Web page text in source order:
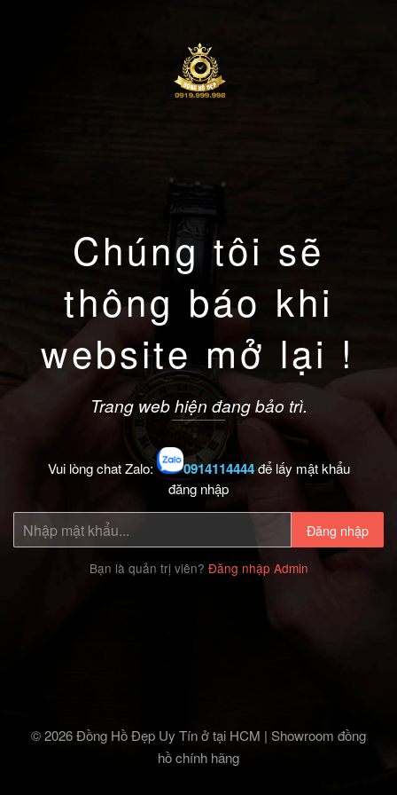
Chúng tôi sẽ
thông báo khi
website mở lại !
Trang web hiện đang bảo trì.
Vui lòng chat Zalo: 0914114444để lấy mật khẩu
đăng nhập
Đăng nhập
Bạn là quản trị viên? Đăng nhập Admin
© 2026 Đồng Hồ Đẹp Uy Tín ở tại HCM | Showroom đồng
hồ chính hãng‎